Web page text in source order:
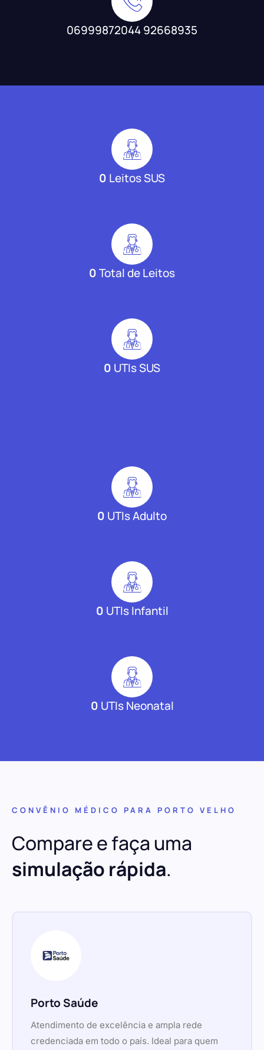
06999872044 92668935
0 Leitos SUS
0Total de Leitos
0 UTIs SUS
0 UTIs Adulto
0 UTIs Infantil
0 UTIs Neonatal
CONVÊNIO MÉDICO PARA PORTO VELHO
Compare e faça uma
simulação rápida.
Porto Saúde
Atendimento de excelência e ampla rede
credenciada em todo o país. Ideal para quem